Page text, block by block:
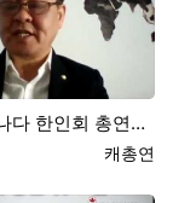
2021년 캐나다 한인회 총연합회 주점식 회장, 성명서…
등록자
캐총연